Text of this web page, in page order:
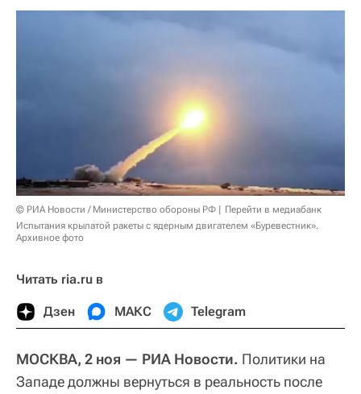
© РИА Новости / Министерство обороны РФ
Перейти в медиабанк
Испытания крылатой ракеты с ядерным двигателем «Буревестник».
Архивное фото
Читать ria.ru в
Дзен МАКС Telegram
МОСКВА, 2 ноя — РИА Новости. Политики на
Западе должны вернуться в реальность после